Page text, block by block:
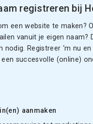
registreren bij
een website te maken?
vanuit je eigen naam?
nodig. Registreer ‘m nu
succesvolle (online)
aanmaken